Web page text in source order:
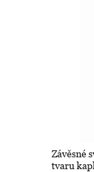
Závěsné
tvaru